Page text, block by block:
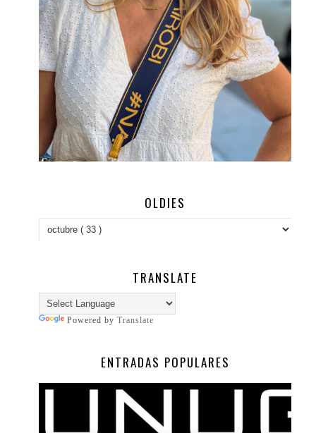
OLDIES
TRANSLATE
Powered by Translate
ENTRADAS POPULARES